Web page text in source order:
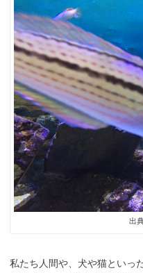
出
私たち人間や、犬や猫といっ